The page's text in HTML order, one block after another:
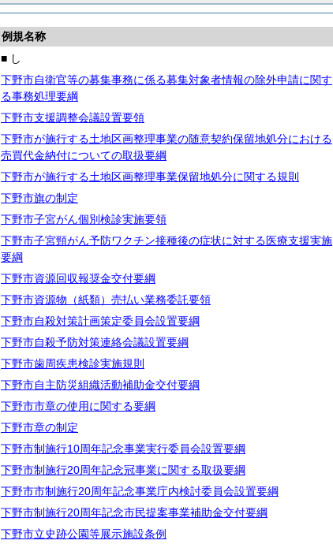
例規名称
■ し
下野市自衛官等の募集事務に係る募集対象者情報の除外申請に関す
る事務処理要綱
下野市支援調整会議設置要領
下野市が施行する土地区画整理事業の随意契約保留地処分における
売買代金納付についての取扱要綱
下野市が施行する土地区画整理事業保留地処分に関する規則
下野市旗の制定
下野市子宮がん個別検診実施要領
下野市子宮頸がん予防ワクチン接種後の症状に対する医療支援実施
要綱
下野市資源回収報奨金交付要綱
下野市資源物（紙類）売払い業務委託要領
下野市自殺対策計画策定委員会設置要綱
下野市自殺予防対策連絡会議設置要綱
下野市歯周疾患検診実施規則
下野市自主防災組織活動補助金交付要綱
下野市市章の使用に関する要綱
下野市章の制定
下野市制施行10周年記念事業実行委員会設置要綱
下野市制施行20周年記念冠事業に関する取扱要綱
下野市市制施行20周年記念事業庁内検討委員会設置要綱
下野市制施行20周年記念市民提案事業補助金交付要綱
下野市立史跡公園等展示施設条例